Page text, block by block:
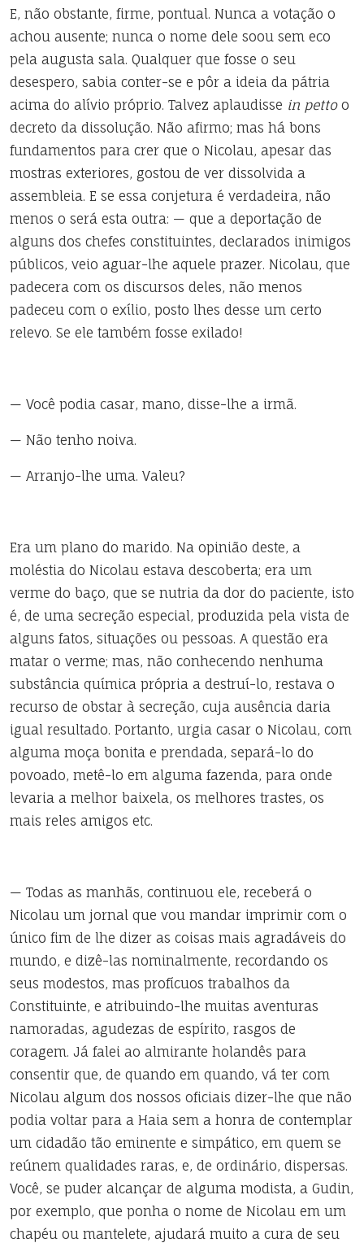
E, não obstante, firme, pontual. Nunca a votação o
achou ausente; nunca o nome dele soou sem eco
pela augusta sala. Qualquer que fosse o seu
desespero, sabia conter-se e pôr a ideia da pátria
acima do alívio próprio. Talvez aplaudisse in pettoo
decreto da dissolução. Não afirmo; mas há bons
fundamentos para crer que o Nicolau, apesar das
mostras exteriores, gostou de ver dissolvida a
assembleia. E se essa conjetura é verdadeira, não
menos o será esta outra: — que a deportação de
alguns dos chefes constituintes, declarados inimigos
públicos, veio aguar-lhe aquele prazer. Nicolau, que
padecera com os discursos deles, não menos
padeceu com o exílio, posto lhes desse um certo
relevo. Se ele também fosse exilado!
— Você podia casar, mano, disse-lhe a irmã.
— Não tenho noiva.
— Arranjo-lhe uma. Valeu?
Era um plano do marido. Na opinião deste, a
moléstia do Nicolau estava descoberta; era um
verme do baço, que se nutria da dor do paciente, isto
é, de uma secreção especial, produzida pela vista de
alguns fatos, situações ou pessoas. A questão era
matar o verme; mas, não conhecendo nenhuma
substância química própria a destruí-lo, restava o
recurso de obstar à secreção, cuja ausência daria
igual resultado. Portanto, urgia casar o Nicolau, com
alguma moça bonita e prendada, separá-lo do
povoado, metê-lo em alguma fazenda, para onde
levaria a melhor baixela, os melhores trastes, os
mais reles amigos etc.
— Todas as manhãs, continuou ele, receberá o
Nicolau um jornal que vou mandar imprimir com o
único fim de lhe dizer as coisas mais agradáveis do
mundo, e dizê-las nominalmente, recordando os
seus modestos, mas profícuos trabalhos da
Constituinte, e atribuindo-lhe muitas aventuras
namoradas, agudezas de espírito, rasgos de
coragem. Já falei ao almirante holandês para
consentir que, de quando em quando, vá ter com
Nicolau algum dos nossos oficiais dizer-lhe que não
podia voltar para a Haia sem a honra de contemplar
um cidadão tão eminente e simpático, em quem se
reúnem qualidades raras, e, de ordinário, dispersas.
Você, se puder alcançar de alguma modista, a Gudin,
por exemplo, que ponha o nome de Nicolau em um
chapéu ou mantelete, ajudará muito a cura de seu